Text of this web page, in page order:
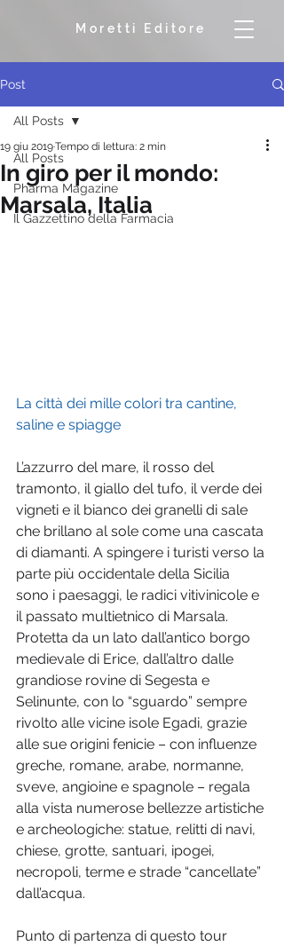
Moretti Editore
Post
All Posts
Pharma Magazine
Il Gazzettino della Farmacia
All Posts
In giro per il mondo:
Marsala, Italia
19 giu 2019Tempo di lettura: 2 min
La città dei mille colori tra cantine,
saline e spiagge
L’azzurro del mare, il rosso del
tramonto, il giallo del tufo, il verde dei
vigneti e il bianco dei granelli di sale
che brillano al sole come una cascata
di diamanti. A spingere i turisti verso la
parte più occidentale della Sicilia
sono i paesaggi, le radici vitivinicole e
il passato multietnico di Marsala.
Protetta da un lato dall’antico borgo
medievale di Erice, dall’altro dalle
grandiose rovine di Segesta e
Selinunte, con lo “sguardo” sempre
rivolto alle vicine isole Egadi, grazie
alle sue origini fenicie – con influenze
greche, romane, arabe, normanne,
sveve, angioine e spagnole – regala
alla vista numerose bellezze artistiche
e archeologiche: statue, relitti di navi,
chiese, grotte, santuari, ipogei,
necropoli, terme e strade “cancellate”
dall’acqua.
Punto di partenza di questo tour